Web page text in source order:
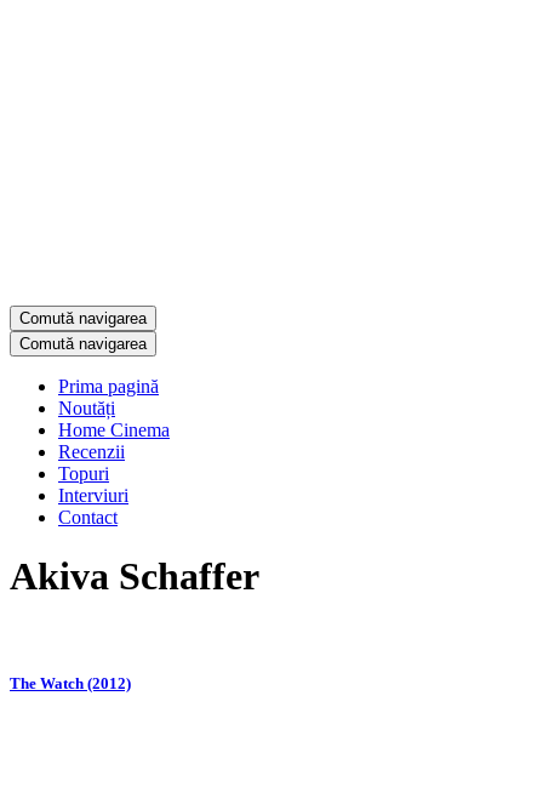
Comută navigarea
Comută navigarea
Prima pagină
Noutăți
Home Cinema
Recenzii
Topuri
Interviuri
Contact
Akiva Schaffer
The Watch (2012)